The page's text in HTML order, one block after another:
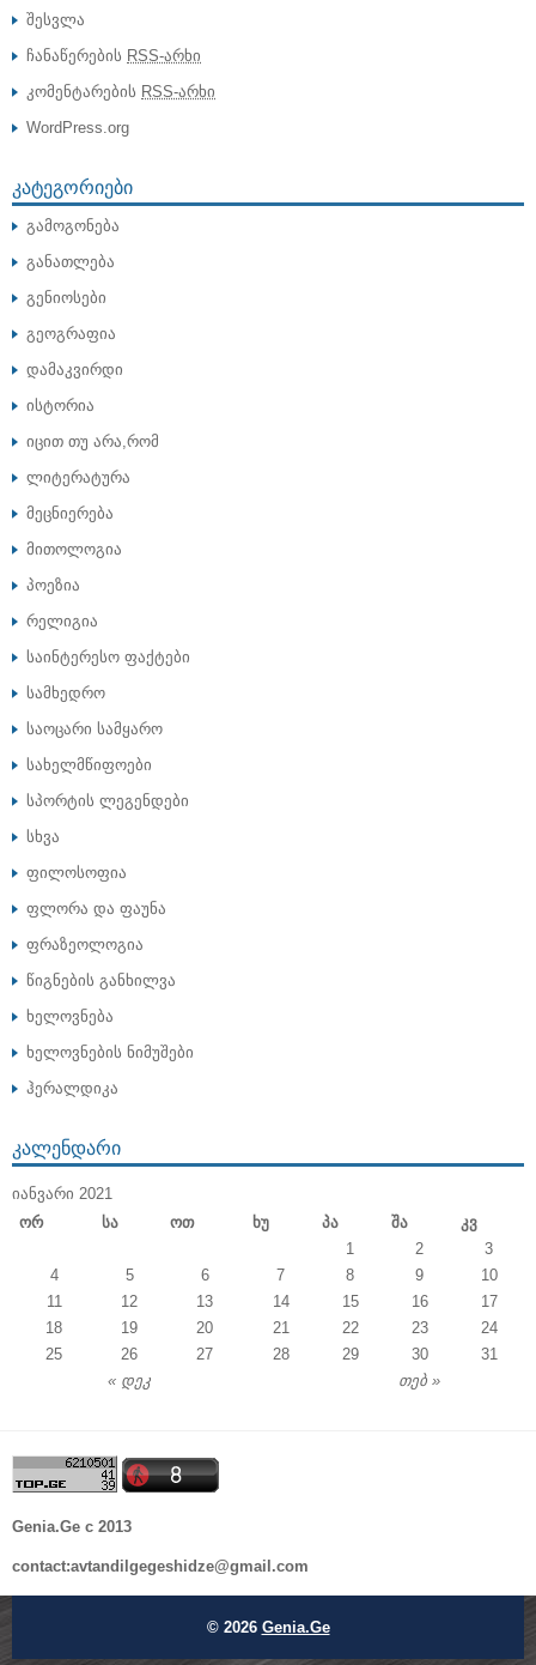
შესვლა
ჩანაწერების RSS-არხი
კომენტარების RSS-არხი
WordPress.org
ᲙᲐᲢᲔᲒᲝᲠᲘᲔᲑᲘ
გამოგონება
განათლება
გენიოსები
გეოგრაფია
დამაკვირდი
ისტორია
იცით თუ არა,რომ
ლიტერატურა
მეცნიერება
მითოლოგია
პოეზია
რელიგია
საინტერესო ფაქტები
სამხედრო
საოცარი სამყარო
სახელმწიფოები
სპორტის ლეგენდები
სხვა
ფილოსოფია
ფლორა და ფაუნა
ფრაზეოლოგია
წიგნების განხილვა
ხელოვნება
ხელოვნების ნიმუშები
ჰერალდიკა
ᲙᲐᲚᲔᲜᲓᲐᲠᲘ
ᲘᲐᲜᲕᲐᲠᲘ 2021
Ორ
Სა Ოთ Ხუ Პა Შა Კვ
« დეკ თებ »
1 2
3
4
5 6 7 8 9
10
11
12 13 14 15 16
17
18
19 20 21 22 23
24
25
26 27 28 29 30 31
Genia.Ge c 2013
contact:avtandilgegeshidze@gmail.com
© 2026 Genia.Ge